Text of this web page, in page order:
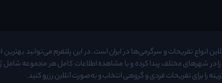
انواع تفریحات و سرگرمی‌ها در ایران است. در این پلتفرم می‌توانید بهترین
در شهرهای مختلف پیدا کرده و با مشاهده اطلاعات کامل هر مجموعه شامل
را برای تفریحات فردی و گروهی انتخاب و به‌صورت آنلاین رزرو کنید.